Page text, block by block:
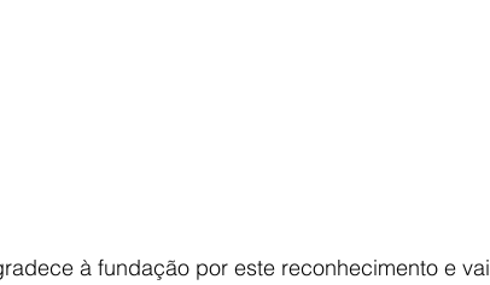
à fundação por este reconhecimento e vai